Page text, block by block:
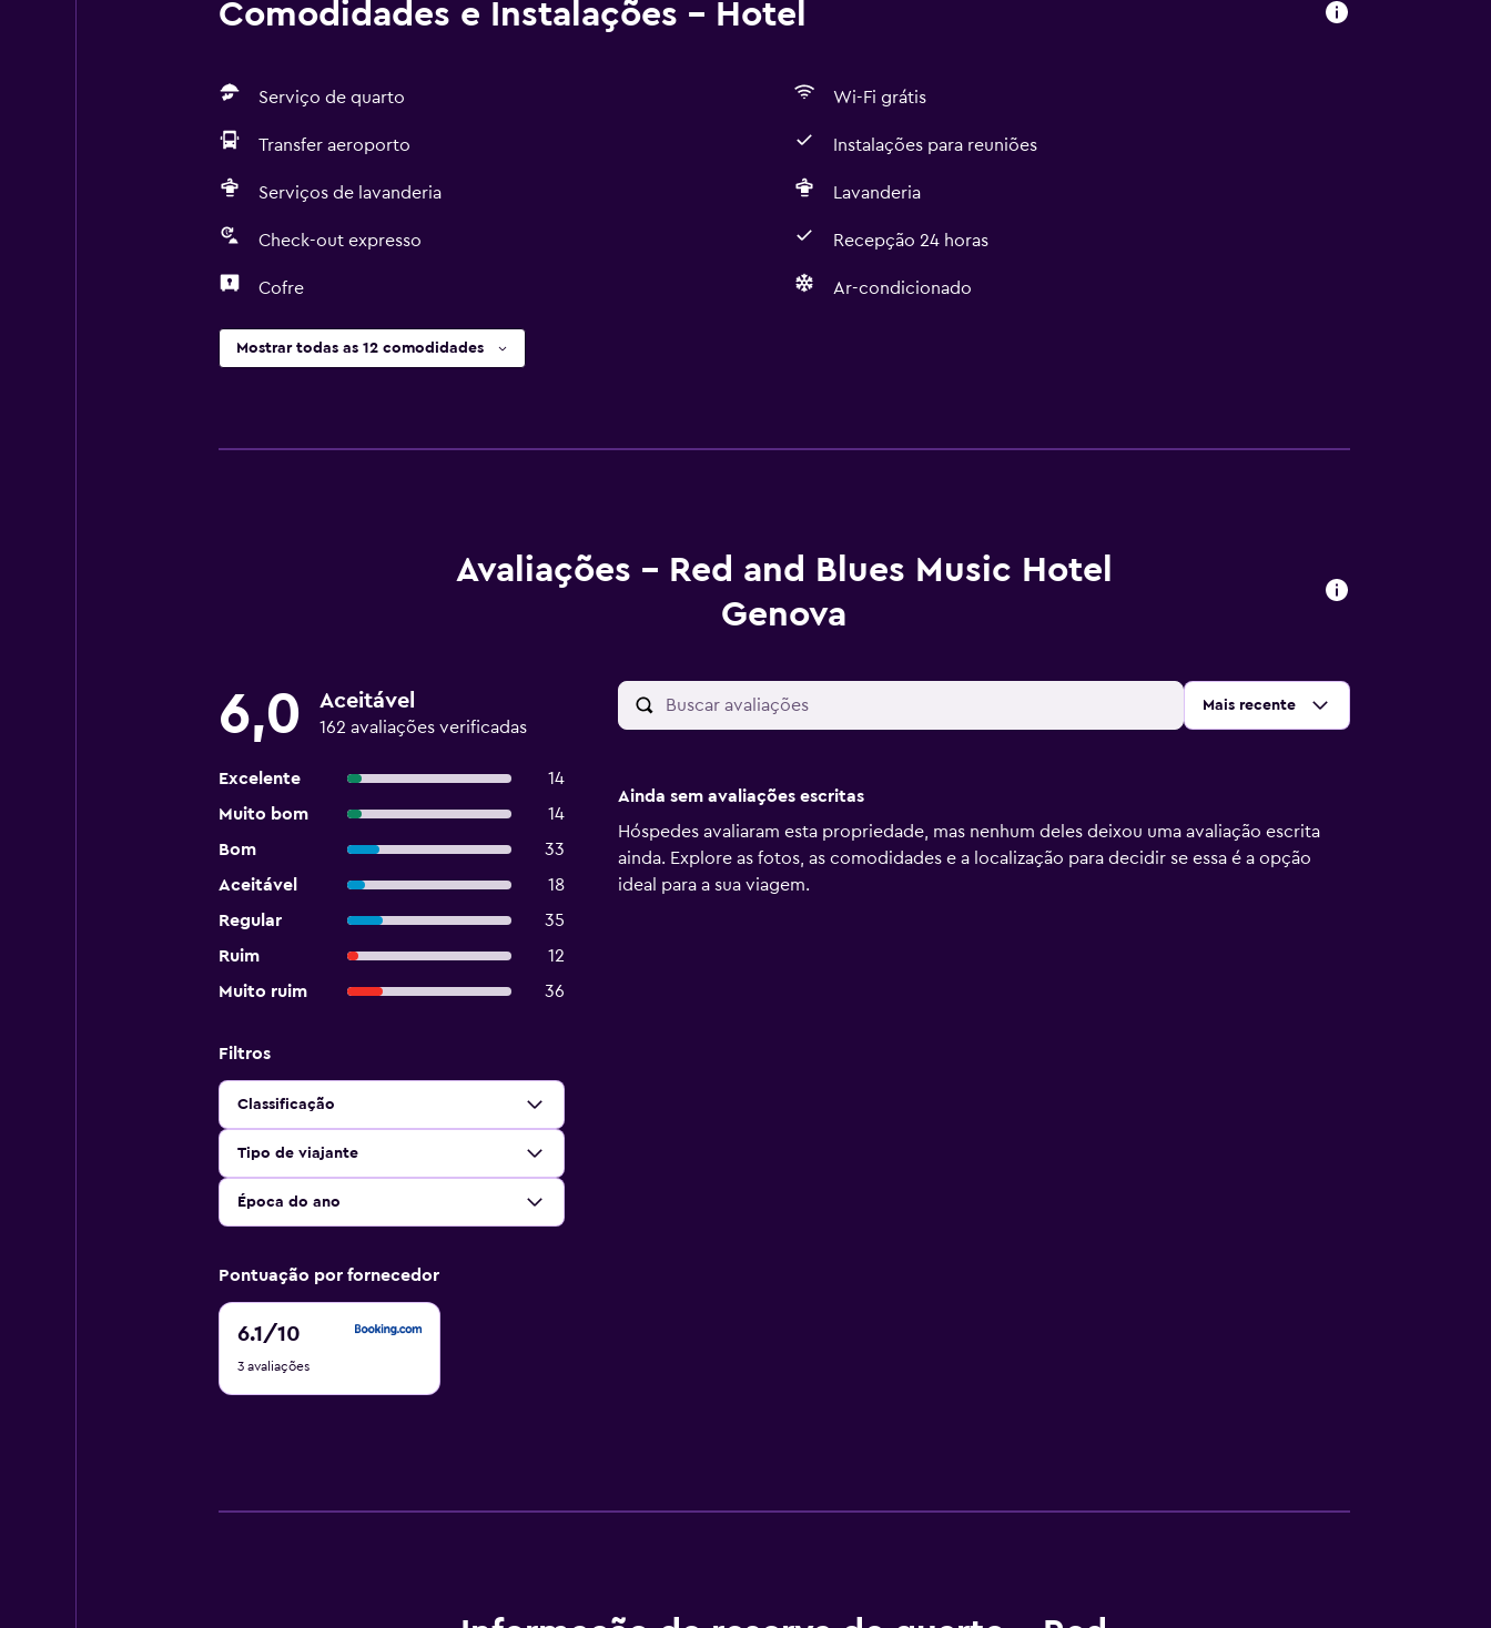
Comodidades e Instalações - Hotel
Serviço de quarto Wi-Fi grátis
Transfer aeroporto Instalações para reuniões
Serviços de lavanderia Lavanderia
Check-out expresso Recepção 24 horas
Cofre Ar-condicionado
Mostrar todas as 12 comodidades
Avaliações - Red and Blues Music Hotel
Genova
6,0 Aceitável
162 avaliações verificadas
Excelente
14
Muito bom
14
Bom
33
Aceitável
18
Regular
35
Ruim
12
Muito ruim
36
Ordenar por:
Mais recente
Filtros
Classificação
Tipo de viajante
Época do ano
Pontuação por fornecedor
6.1 /10
6.1
10
3 avaliações
Ainda sem avaliações escritas
Hóspedes avaliaram esta propriedade, mas nenhum deles deixou uma avaliação escrita
ainda. Explore as fotos, as comodidades e a localização para decidir se essa é a opção
ideal para a sua viagem.